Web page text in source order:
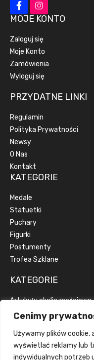
Cenimy
Używamy plików cookie,
wyświetlać reklamy lub
indywidualnych potrzeb
MOJE KONTO
Zaloguj się
Moje Konto
Zamówienia
Wyloguj się
PRZYDATNE LINKI
Regulamin
Polityka Prywatności
Newsy
O Nas
Kontakt
KATEGORIE
Medale
Statuetki
Puchary
Figurki
Postumenty
Trofea Szklane
KATEGORIE
Artykuły okolicznościowe
Artykuły reklamowe
Emblematy
Wstążki